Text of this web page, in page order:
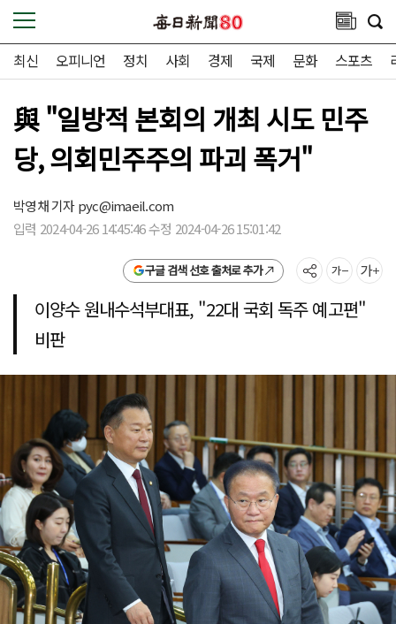
최신 오피니언 정치 사회 경제 국제 문화 스포츠
與 "일방적 본회의 개최 시도 민주
당, 의회민주주의 파괴 폭거"
박영채 기자pyc@imaeil.com
입력 2024-04-26 14:45:46 수정 2024-04-26 15:01:42
구글 검색 선호 출처로 추가
이양수 원내수석부대표, "22대 국회 독주 예고편"
비판